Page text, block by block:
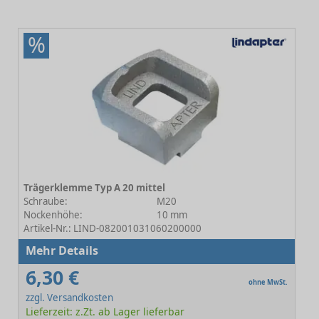
%
Trägerklemme Typ A 20 mittel
Schraube:
M20
Nockenhöhe:
10 mm
Artikel-Nr.: LIND-082001031060200000
Mehr Details
6,30 € ohne MwSt.
zzgl. Versandkosten
Lieferzeit: z.Zt. ab Lager lieferbar